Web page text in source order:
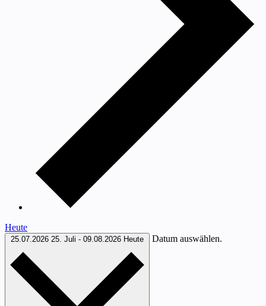
Heute
25.07.2026 25. Juli - 09.08.2026 Heute Datum auswählen.